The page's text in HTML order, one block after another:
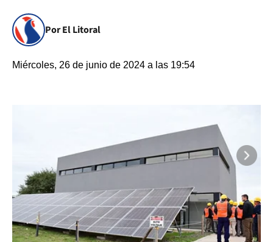
Por El Litoral
Miércoles, 26 de junio de 2024 a las 19:54